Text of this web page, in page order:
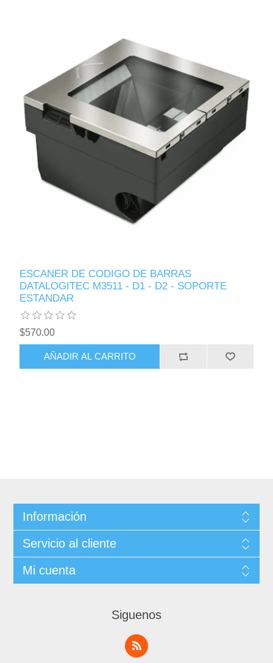
ESCANER DE CODIGO DE BARRAS
DATALOGITEC M3511 - D1 - D2 - SOPORTE
ESTANDAR
$570.00
AÑADIR AL CARRITO
Información
Servicio al cliente
Mi cuenta
Siguenos